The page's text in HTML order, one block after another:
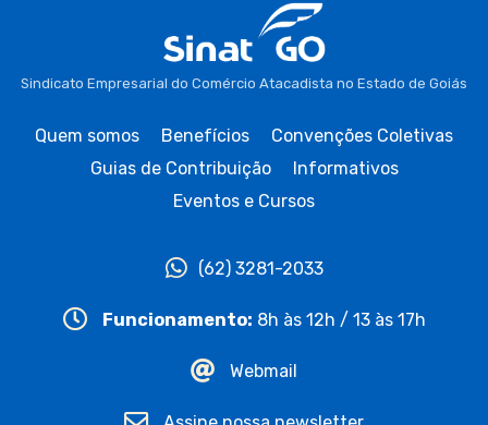
Sindicato Empresarial do Comércio Atacadista no Estado de Goiás
Quem somos Benefícios
Convenções Coletivas
Guias de Contribuição
Informativos
Eventos e Cursos
(62) 3281-2033
Funcionamento: 8h às 12h / 13 às 17h
Webmail